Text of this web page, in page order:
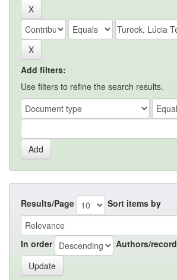
Add filters:
Use filters to refine the search results.
Results/Page Sort items by
In order Authors/record